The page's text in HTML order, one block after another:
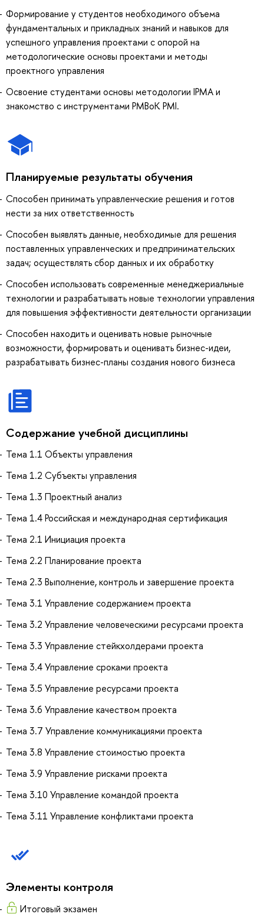
Формирование у студентов необходимого объема
фундаментальных и прикладных знаний и навыков для
успешного управления проектами с опорой на
методологические основы проектами и методы
проектного управления
Освоение студентами основы методологии IPMA и
знакомство с инструментами PMBoK PMI.
Планируемые результаты обучения
Способен принимать управленческие решения и готов
нести за них ответственность
Способен выявлять данные, необходимые для решения
поставленных управленческих и предпринимательских
задач; осуществлять сбор данных и их обработку
Способен использовать современные менеджериальные
технологии и разрабатывать новые технологии управления
для повышения эффективности деятельности организации
Способен находить и оценивать новые рыночные
возможности, формировать и оценивать бизнес-идеи,
разрабатывать бизнес-планы создания нового бизнеса
Содержание учебной дисциплины
Тема 1.1 Объекты управления
Тема 1.2 Субъекты управления
Тема 1.3 Проектный анализ
Тема 1.4 Российская и международная сертификация
Тема 2.1 Инициация проекта
Тема 2.2 Планирование проекта
Тема 2.3 Выполнение, контроль и завершение проекта
Тема 3.1 Управление содержанием проекта
Тема 3.2 Управление человеческими ресурсами проекта
Тема 3.3 Управление стейкхолдерами проекта
Тема 3.4 Управление сроками проекта
Тема 3.5 Управление ресурсами проекта
Тема 3.6 Управление качеством проекта
Тема 3.7 Управление коммуникациями проекта
Тема 3.8 Управление стоимостью проекта
Тема 3.9 Управление рисками проекта
Тема 3.10 Управление командой проекта
Тема 3.11 Управление конфликтами проекта
Элементы контроля
Итоговый экзамен